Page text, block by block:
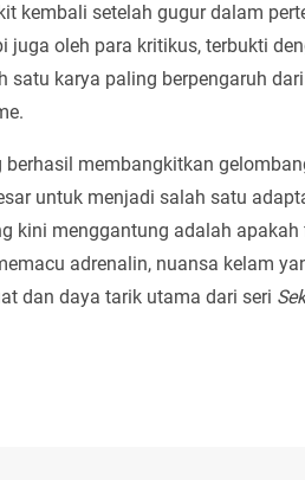
kembali setelah gugur dalam
juga oleh para kritikus, terbukti
satu karya paling berpengaruh
membangkitkan
untuk menjadi salah satu
kini menggantung adalah
adrenalin, nuansa kelam
dan daya tarik utama dari seri